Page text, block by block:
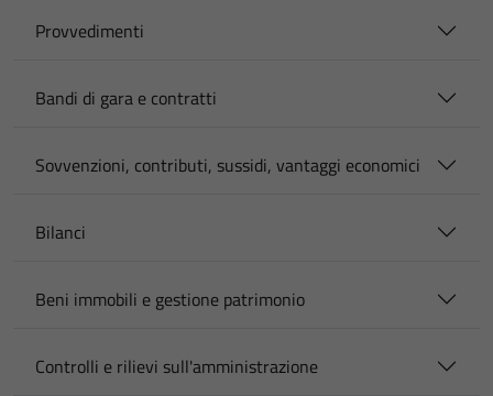
Provvedimenti
Bandi di gara e contratti
Sovvenzioni, contributi, sussidi, vantaggi economici
Bilanci
Beni immobili e gestione patrimonio
Controlli e rilievi sull'amministrazione